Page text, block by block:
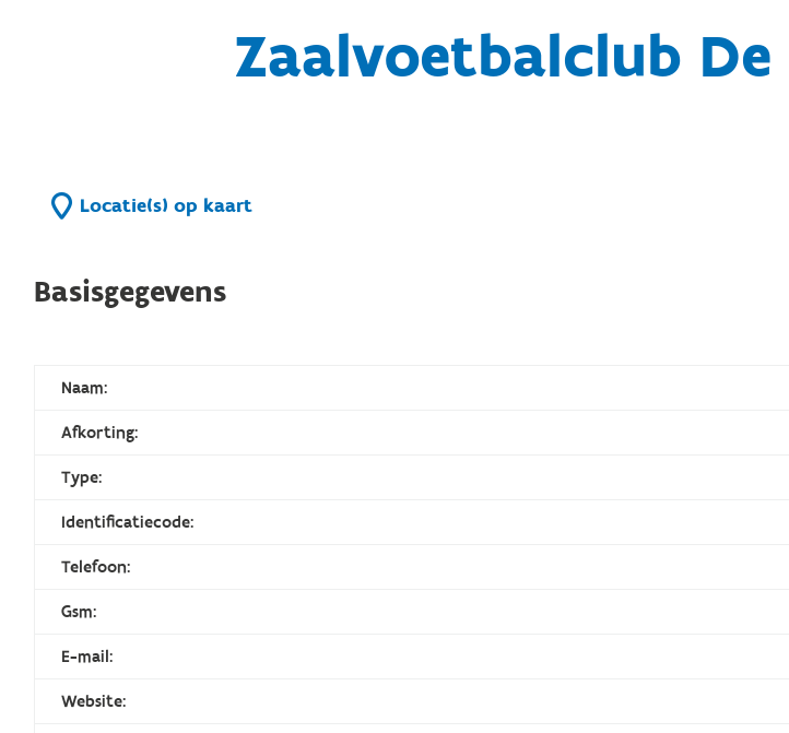
Zaalvoetbalclub
Locatie(s) op kaart
Basisgegevens
Naam:
Afkorting:
Type:
Identificatiecode:
Telefoon:
Gsm:
E-mail:
Website: